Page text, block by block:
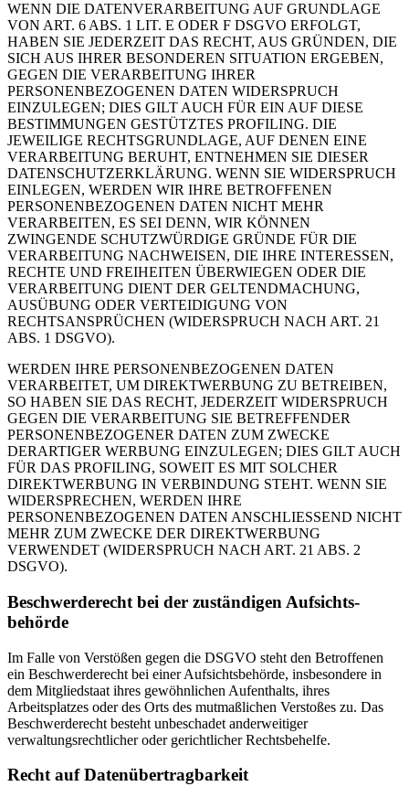
WENN DIE DATENVERARBEITUNG AUF GRUNDLAGE
VON ART. 6 ABS. 1 LIT. E ODER F DSGVO ERFOLGT,
HABEN SIE JEDERZEIT DAS RECHT, AUS GRÜNDEN, DIE
SICH AUS IHRER BESONDEREN SITUATION ERGEBEN,
GEGEN DIE VERARBEITUNG IHRER
PERSONENBEZOGENEN DATEN WIDERSPRUCH
EINZULEGEN; DIES GILT AUCH FÜR EIN AUF DIESE
BESTIMMUNGEN GESTÜTZTES PROFILING. DIE
JEWEILIGE RECHTSGRUNDLAGE, AUF DENEN EINE
VERARBEITUNG BERUHT, ENTNEHMEN SIE DIESER
DATENSCHUTZERKLÄRUNG. WENN SIE WIDERSPRUCH
EINLEGEN, WERDEN WIR IHRE BETROFFENEN
PERSONENBEZOGENEN DATEN NICHT MEHR
VERARBEITEN, ES SEI DENN, WIR KÖNNEN
ZWINGENDE SCHUTZWÜRDIGE GRÜNDE FÜR DIE
VERARBEITUNG NACHWEISEN, DIE IHRE INTERESSEN,
RECHTE UND FREIHEITEN ÜBERWIEGEN ODER DIE
VERARBEITUNG DIENT DER GELTENDMACHUNG,
AUSÜBUNG ODER VERTEIDIGUNG VON
RECHTSANSPRÜCHEN (WIDERSPRUCH NACH ART. 21
ABS. 1 DSGVO).
WERDEN IHRE PERSONENBEZOGENEN DATEN
VERARBEITET, UM DIREKTWERBUNG ZU BETREIBEN,
SO HABEN SIE DAS RECHT, JEDERZEIT WIDERSPRUCH
GEGEN DIE VERARBEITUNG SIE BETREFFENDER
PERSONENBEZOGENER DATEN ZUM ZWECKE
DERARTIGER WERBUNG EINZULEGEN; DIES GILT AUCH
FÜR DAS PROFILING, SOWEIT ES MIT SOLCHER
DIREKTWERBUNG IN VERBINDUNG STEHT. WENN SIE
WIDERSPRECHEN, WERDEN IHRE
PERSONENBEZOGENEN DATEN ANSCHLIESSEND NICHT
MEHR ZUM ZWECKE DER DIREKTWERBUNG
VERWENDET (WIDERSPRUCH NACH ART. 21 ABS. 2
DSGVO).
Beschwerde­recht bei der zuständigen Aufsichts­
behörde
Im Falle von Verstößen gegen die DSGVO steht den Betroffenen
ein Beschwerderecht bei einer Aufsichtsbehörde, insbesondere in
dem Mitgliedstaat ihres gewöhnlichen Aufenthalts, ihres
Arbeitsplatzes oder des Orts des mutmaßlichen Verstoßes zu. Das
Beschwerderecht besteht unbeschadet anderweitiger
verwaltungsrechtlicher oder gerichtlicher Rechtsbehelfe.
Recht auf Daten­übertrag­barkeit